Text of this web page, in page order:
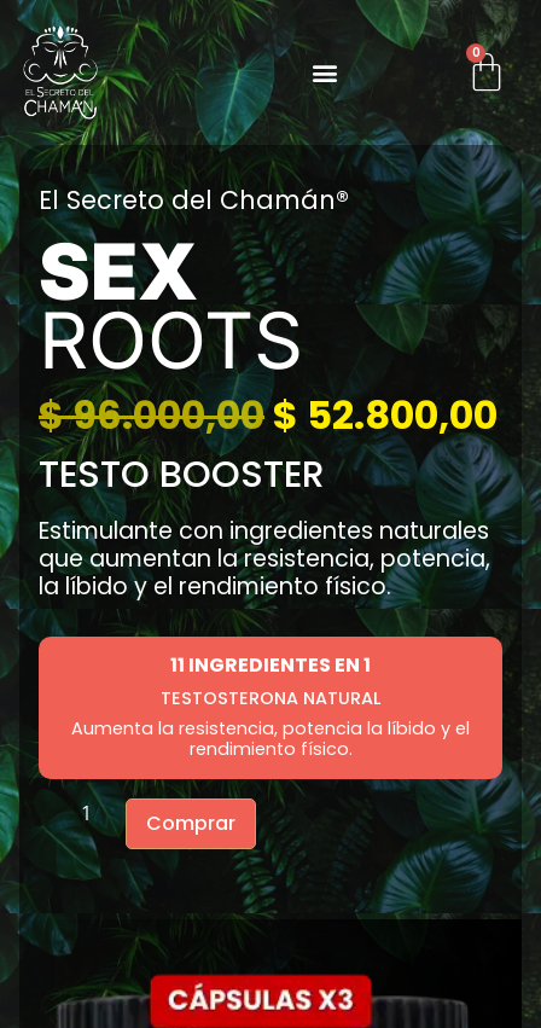
0
El Secreto del Chamán®
SEX
ROOTS
$96.000,00$ 52.800,00
TESTO BOOSTER
Estimulante con ingredientes naturales
que aumentan la resistencia, potencia,
la líbido y el rendimiento físico.
11 INGREDIENTES EN 1
TESTOSTERONA NATURAL
Aumenta la resistencia, potencia la líbido y el
rendimiento físico.
Comprar